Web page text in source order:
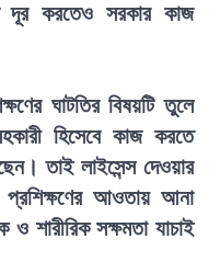
দূর করতেও সরকার কাজ
ঘাটতির বিষয়টি তুলে
হিসেবে কাজ করতে
তাই লাইসেন্স দেওয়ার
আওতায় আনা
শারীরিক সক্ষমতা যাচাই